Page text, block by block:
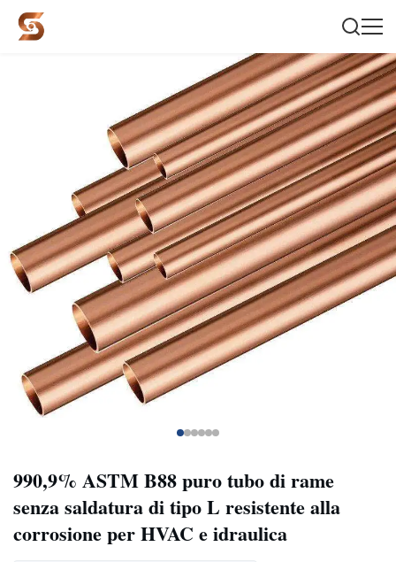
990,9% ASTM B88 puro tubo di rame
senza saldatura di tipo L resistente alla
corrosione per HVAC e idraulica